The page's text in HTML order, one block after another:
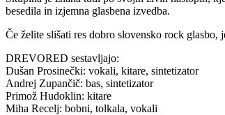
besedila in izjemna glasbena izvedba.
Če želite slišati res dobro slovensko rock
DREVORED sestavljajo:
Dušan Prosinečki: vokali, kitare, sintetizator
Andrej Zupančič: bas, sintetizator
Primož Hudoklin: kitare
Miha Recelj: bobni, tolkala, vokali